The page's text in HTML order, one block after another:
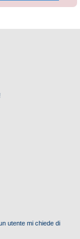
utente mi chiede di